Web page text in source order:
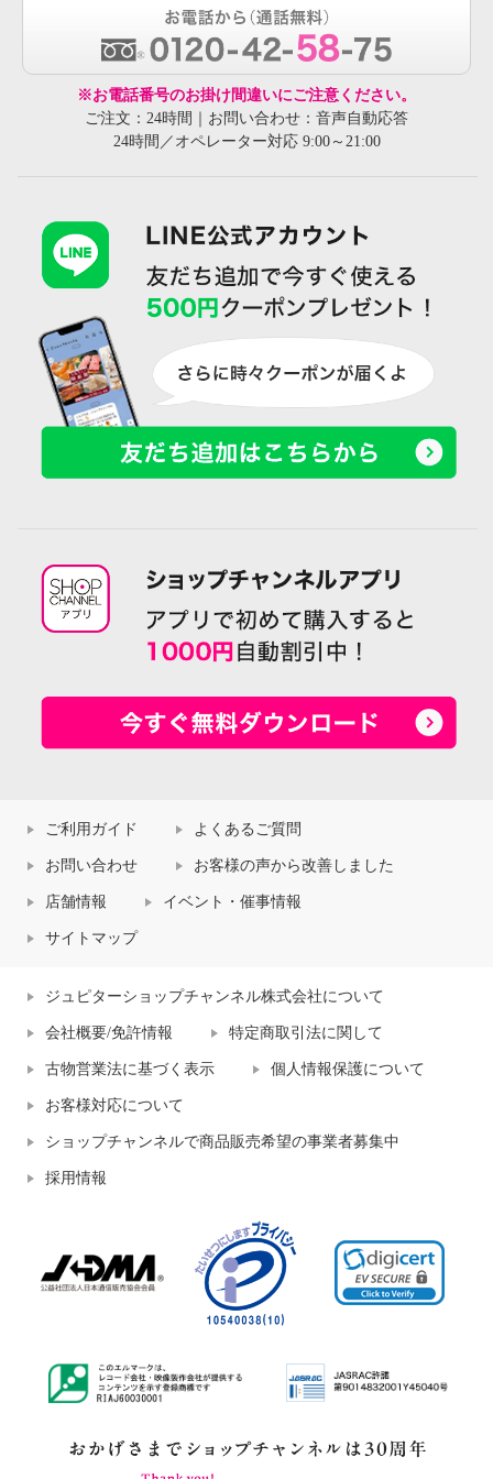
※お電話番号のお掛け間違いにご注意ください。
ご注文：24時間｜お問い合わせ：音声自動応答
24時間／オペレーター対応 9:00～21:00
ご利用ガイド よくあるご質問
お問い合わせ お客様の声から改善しました
店舗情報 イベント・催事情報
サイトマップ
ジュピターショップチャンネル株式会社について
会社概要/免許情報 特定商取引法に関して
古物営業法に基づく表示 個人情報保護について
お客様対応について
ショップチャンネルで商品販売希望の事業者募集中
採用情報